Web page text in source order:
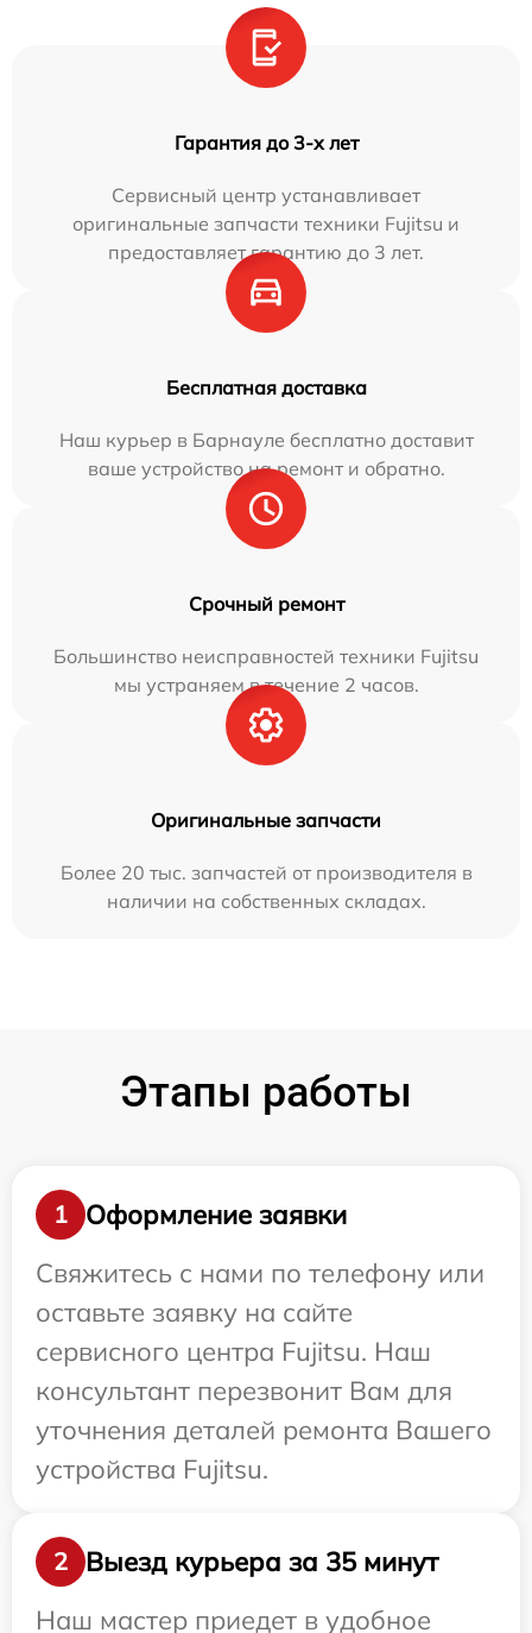
Гарантия до 3-х лет
Сервисный центр устанавливает
оригинальные запчасти техники Fujitsu и
предоставляет гарантию до 3 лет.
Бесплатная доставка
Наш курьер в Барнауле бесплатно доставит
ваше устройство на ремонт и обратно.
Срочный ремонт
Большинство неисправностей техники Fujitsu
мы устраняем в течение 2 часов.
Оригинальные запчасти
Более 20 тыс. запчастей от производителя в
наличии на собственных складах.
Этапы работы
1
Оформление заявки
Свяжитесь с нами по телефону или
оставьте заявку на сайте
сервисного центра Fujitsu. Наш
консультант перезвонит Вам для
уточнения деталей ремонта Вашего
устройства Fujitsu.
2
Выезд курьера за 35 минут
Наш мастер приедет в удобное